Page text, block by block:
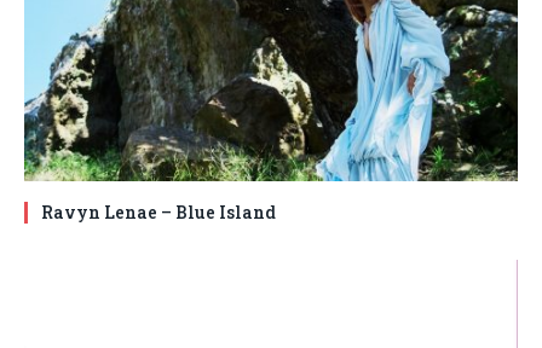
Ravyn Lenae – Blue Island